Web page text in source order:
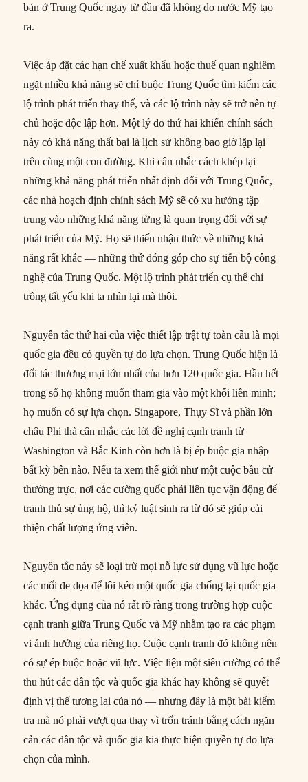
bản ở Trung Quốc ngay từ đầu đã không do nước Mỹ tạo
ra.
Việc áp đặt các hạn chế xuất khẩu hoặc thuế quan nghiêm
ngặt nhiều khả năng sẽ chỉ buộc Trung Quốc tìm kiếm các
lộ trình phát triển thay thế, và các lộ trình này sẽ trở nên tự
chủ hoặc độc lập hơn. Một lý do thứ hai khiến chính sách
này có khả năng thất bại là lịch sử không bao giờ lặp lại
trên cùng một con đường. Khi cân nhắc cách khép lại
những khả năng phát triển nhất định đối với Trung Quốc,
các nhà hoạch định chính sách Mỹ sẽ có xu hướng tập
trung vào những khả năng từng là quan trọng đối với sự
phát triển của Mỹ. Họ sẽ thiếu nhận thức về những khả
năng rất khác — những thứ đóng góp cho sự tiến bộ công
nghệ của Trung Quốc. Một lộ trình phát triển cụ thể chỉ
trông tất yếu khi ta nhìn lại mà thôi.
Nguyên tắc thứ hai của việc thiết lập trật tự toàn cầu là mọi
quốc gia đều có quyền tự do lựa chọn. Trung Quốc hiện là
đối tác thương mại lớn nhất của hơn 120 quốc gia. Hầu hết
trong số họ không muốn tham gia vào một khối liên minh;
họ muốn có sự lựa chọn. Singapore, Thụy Sĩ và phần lớn
châu Phi thà cân nhắc các lời đề nghị cạnh tranh từ
Washington và Bắc Kinh còn hơn là bị ép buộc gia nhập
bất kỳ bên nào. Nếu ta xem thế giới như một cuộc bầu cử
thường trực, nơi các cường quốc phải liên tục vận động để
tranh thủ sự ủng hộ, thì kỷ luật sinh ra từ đó sẽ giúp cải
thiện chất lượng ứng viên.
Nguyên tắc này sẽ loại trừ mọi nỗ lực sử dụng vũ lực hoặc
các mối đe dọa để lôi kéo một quốc gia chống lại quốc gia
khác. Ứng dụng của nó rất rõ ràng trong trường hợp cuộc
cạnh tranh giữa Trung Quốc và Mỹ nhằm tạo ra các phạm
vi ảnh hưởng của riêng họ. Cuộc cạnh tranh đó không nên
có sự ép buộc hoặc vũ lực. Việc liệu một siêu cường có thể
thu hút các dân tộc và quốc gia khác hay không sẽ quyết
định vị thế tương lai của nó — nhưng đây là một bài kiểm
tra mà nó phải vượt qua thay vì trốn tránh bằng cách ngăn
cản các dân tộc và quốc gia kia thực hiện quyền tự do lựa
chọn của mình.